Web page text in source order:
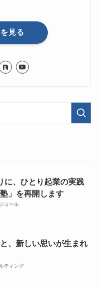
見る
に、ひとり起業の実践
」を再開します
ュール
、新しい思いが生まれ
ティング